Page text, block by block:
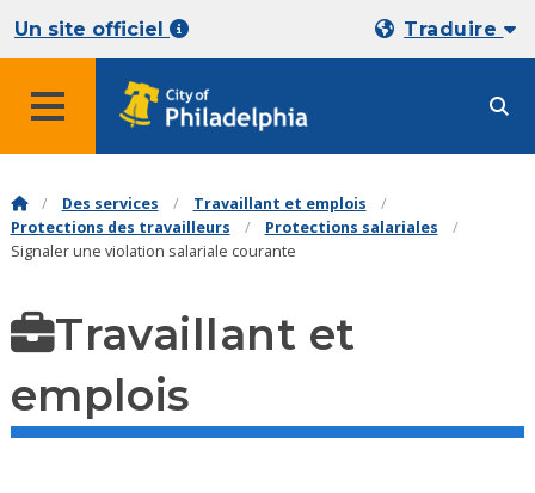
Un site officiel Traduire
Des services
Travaillant et emplois
Protections des travailleurs
Protections salariales
Signaler une violation salariale courante
Travaillant et
emplois